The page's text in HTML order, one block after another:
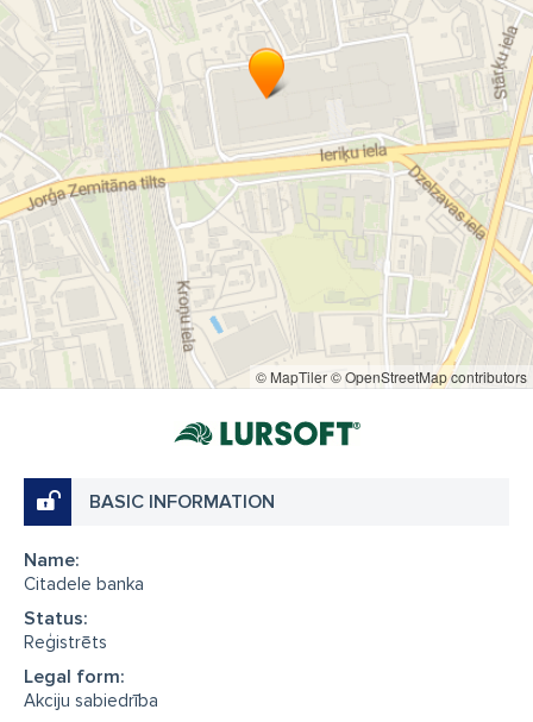
© MapTiler© OpenStreetMap contributors
BASIC INFORMATION
Name:
Citadele banka
Status:
Reģistrēts
Legal form:
Akciju sabiedrība